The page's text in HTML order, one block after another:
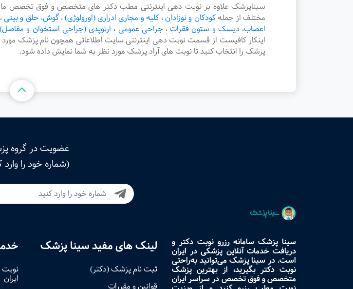
سیناپزشک علاوه بر نوبت دهی اینترنتی مطب دکتر های متخصص و فوق تخصص
مختلف از جملهکودکان و نوزادان،کلیه و مجاری ادراری (اورولوژی)،گوش، حلق و بینی،
اعصاب، دیسک و ستون فقرات ، جراحی عمومی ، ارتوپدی (جراحی استخوان و مفاصل)
اینکار کافیست از قسمت نوبت دهی اینترنتی سایت اطلاعاتی همچون نام پزشک
پزشک را انتخاب کنید تا نوبت های آزاد پزشک مورد نظر به شما نمایش داده شود.
عضویت در گروه
(شماره خود را وارد
سینا پزشک سامانه رزرو نوبت دکتر و
دریافت خدمات آنلاین پزشکی در ایران
است. در سینا پزشک می‌توانید به‌راحتی
نوبت دکتر بگیرید، از بهترین پزشک
متخصص و فوق تخصص در سراسر ایران
لینک های مفید سینا پزشک
ثبت نام پزشک (دکتر)
قوانین و مقررات
نوبت‌
ایران